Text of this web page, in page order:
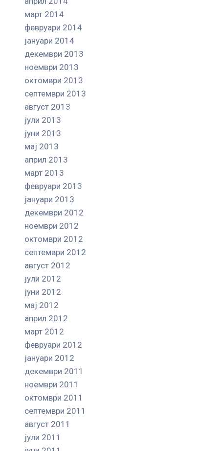
март 2014
февруари 2014
јануари 2014
декември 2013
ноември 2013
октомври 2013
септември 2013
август 2013
јули 2013
јуни 2013
мај 2013
април 2013
март 2013
февруари 2013
јануари 2013
декември 2012
ноември 2012
октомври 2012
септември 2012
август 2012
јули 2012
јуни 2012
мај 2012
април 2012
март 2012
февруари 2012
јануари 2012
декември 2011
ноември 2011
октомври 2011
септември 2011
август 2011
јули 2011